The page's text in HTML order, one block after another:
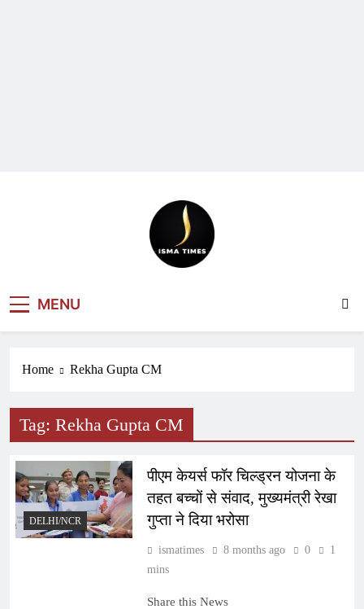
MENU
Home Rekha Gupta CM
Tag: Rekha Gupta CM
DELHI/NCR
पीएम केयर्स फॉर चिल्ड्रन योजना के
तहत बच्चों से संवाद, मुख्यमंत्री रेखा
गुप्ता ने दिया भरोसा
ismatimes 8 months ago 0
1
mins
Share this News